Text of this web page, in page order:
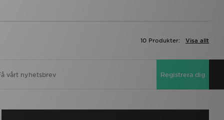
Visa allt
10 Produkter:
Registrera dig